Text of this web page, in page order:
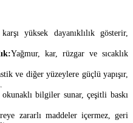
karşı yüksek dayanıklılık gösterir,
Yağmur, kar, rüzgar ve sıcaklık
ve diğer yüzeylere güçlü yapışır,
bilgiler sunar, çeşitli baskı
zararlı maddeler içermez, geri